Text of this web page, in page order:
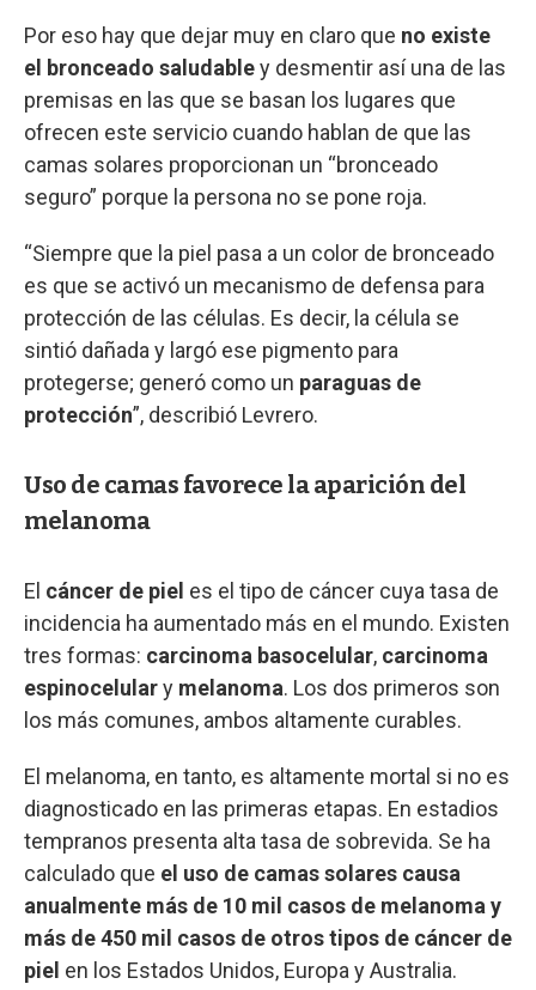
Por eso hay que dejar muy en claro que no existe
el bronceado saludabley desmentir así una de las
premisas en las que se basan los lugares que
ofrecen este servicio cuando hablan de que las
camas solares proporcionan un “bronceado
seguro” porque la persona no se pone roja.
“Siempre que la piel pasa a un color de bronceado
es que se activó un mecanismo de defensa para
protección de las células. Es decir, la célula se
sintió dañada y largó ese pigmento para
protegerse; generó como un paraguas de
protección”, describió Levrero.
Uso de camas favorece la aparición del
melanoma
El cáncer de piel es el tipo de cáncer cuya tasa de
incidencia ha aumentado más en el mundo. Existen
tres formas: carcinoma basocelular, carcinoma
espinocelulary melanoma. Los dos primeros son
los más comunes, ambos altamente curables.
El melanoma, en tanto, es altamente mortal si no es
diagnosticado en las primeras etapas. En estadios
tempranos presenta alta tasa de sobrevida. Se ha
calculado que el uso de camas solares causa
anualmente más de 10 mil casos de melanoma y
más de 450 mil casos de otros tipos de cáncer de
piel en los Estados Unidos, Europa y Australia.